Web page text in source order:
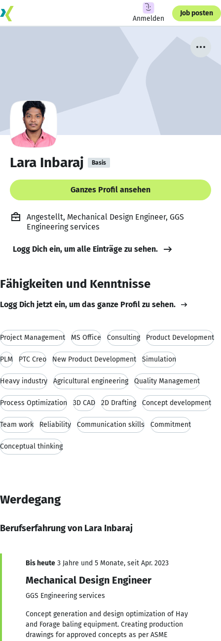
Anmelden
Job posten
Lara Inbaraj Basis
Ganzes Profil ansehen
Angestellt, Mechanical Design Engineer, GGS
Engineering services
Logg Dich ein, um alle Einträge zu sehen.
Fähigkeiten und Kenntnisse
Logg Dich jetzt ein, um das ganze Profil zu sehen.
Project Management MS Office Consulting Product Development
PLM PTC Creo New Product Development Simulation
Heavy industry Agricultural engineering Quality Management
Process Optimization 3D CAD 2D Drafting Concept development
Team work Reliability Communication skills Commitment
Conceptual thinking
Werdegang
Berufserfahrung von Lara Inbaraj
Bis heute 3 Jahre und 5 Monate, seit Apr. 2023
Mechanical Design Engineer
GGS Engineering services
Concept generation and design optimization of Hay
and Forage baling equipment. Creating production
drawings for approved concepts as per ASME